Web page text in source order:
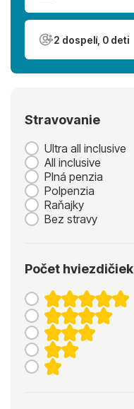
2 dospelí, 0 deti
Stravovanie
Ultra all inclusive
All inclusive
Plná penzia
Polpenzia
Raňajky
Bez stravy
Počet hviezdičiek